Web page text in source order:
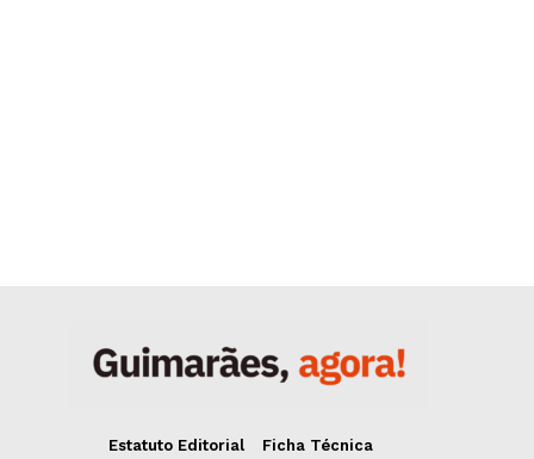
Estatuto Editorial
Ficha Técnica